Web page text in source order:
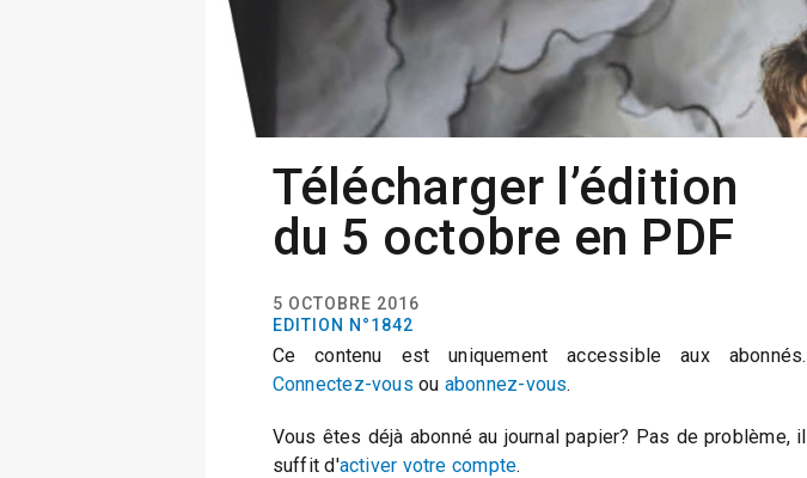
Télécharger l’édition
du 5 octobre en PDF
5 OCTOBRE 2016
EDITION N°1842
Ce contenu est uniquement accessible aux abonnés.
Connectez-vous ou abonnez-vous.
Vous êtes déjà abonné au journal papier? Pas de problème, il
suffit d'activer votre compte.